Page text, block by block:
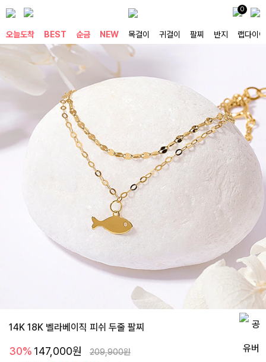
0
오늘도착 BEST 순금 NEW 목걸이 귀걸이 팔찌 반지 랩다이아
14K 18K 벨라베이직 피쉬 두줄 팔찌
30% 147,000원 209,900원